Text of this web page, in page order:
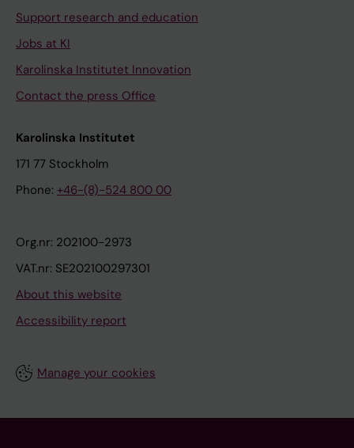
Support research and education
Jobs at KI
Karolinska Institutet Innovation
Contact the press Office
Karolinska Institutet
171 77 Stockholm
Phone: +46-(8)-524 800 00
Org.nr: 202100-2973
VAT.nr: SE202100297301
About this website
Accessibility report
Manage your cookies